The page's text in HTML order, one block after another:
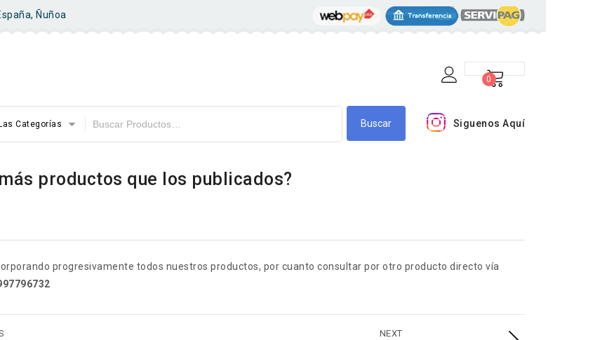
Ñuñoa
0
Categorías Siguenos Aquí
productos que los publicados?
progresivamente todos nuestros productos, por cuanto consultar por otro producto directo vía
NEXT